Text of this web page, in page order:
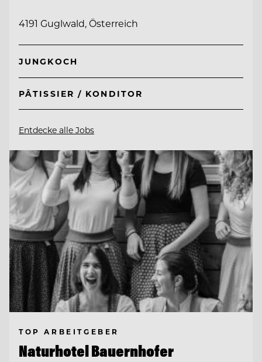
4191 Guglwald, Österreich
JUNGKOCH
PÂTISSIER / KONDITOR
Entdecke alle Jobs
TOP ARBEITGEBER
Naturhotel Bauernhofer